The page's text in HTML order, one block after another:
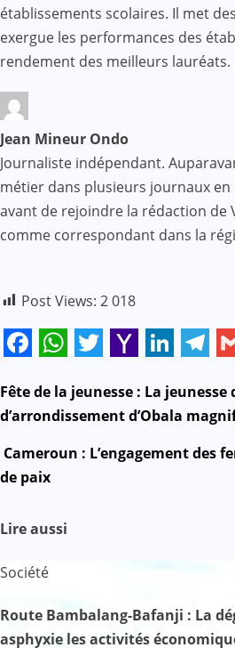
établissements scolaires. Il met
exergue les performances des
rendement des meilleurs lauréats.
Jean Mineur Ondo
Journaliste indépendant.
métier dans plusieurs journaux en
avant de rejoindre la rédaction de
comme correspondant dans la
Post Views: 2 018
Mail
N
v
a
t
Fête de la jeunesse : La
d’arrondissement d’Obala
Cameroun : L’engagement des
de paix
Lire aussi
Société
Route Bambalang-Bafanji : La
asphyxie les activités